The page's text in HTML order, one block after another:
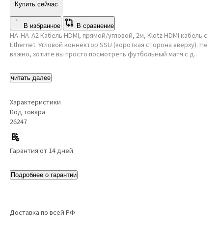
Купить сейчас
В избранное В сравнение
HA-HA-A2 Кабель HDMI, прямой/угловой, 2м, Klotz HDMI кабель с
Ethernet. Угловой коннектор SSU (короткая сторона вверху). Не
важно, хотите вы просто посмотреть футбольный матч с д..
читать далее
Характеристики
Код товара
26247
Гарантия от 14 дней
Подробнее о гарантии
Доставка по всей РФ